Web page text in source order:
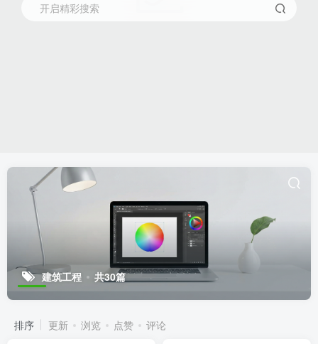
开启精彩搜索
建筑工程 共30篇
排序 更新 浏览 点赞 评论